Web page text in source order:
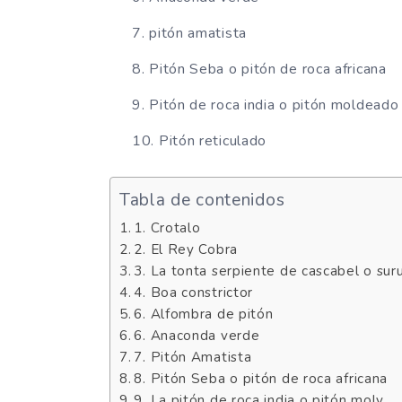
pitón amatista
Pitón Seba o pitón de roca africana
Pitón de roca india o pitón moldeado
Pitón reticulado
Tabla de contenidos
1. Crotalo
2. El Rey Cobra
3. La tonta serpiente de cascabel o
4. Boa constrictor
6. Alfombra de pitón
6. Anaconda verde
7. Pitón Amatista
8. Pitón Seba o pitón de roca africana